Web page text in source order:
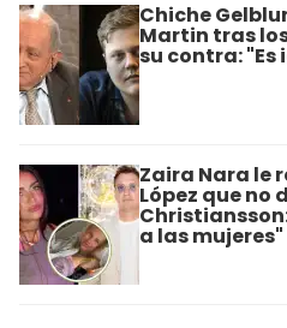
Chiche
Martin tras
su contra:
Zaira Nara le
López que no
a las mujeres"